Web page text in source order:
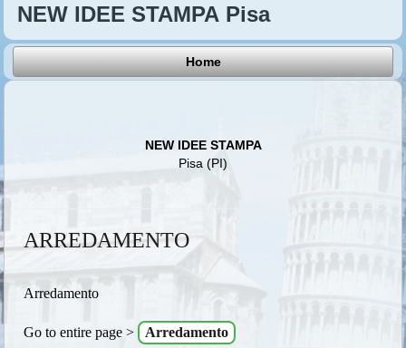
NEW IDEE STAMPA Pisa
Home
NEW IDEE STAMPA
Pisa (PI)
ARREDAMENTO
Arredamento
Go to entire page > Arredamento